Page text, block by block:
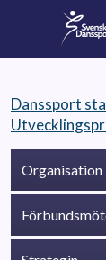
Danssport
Organisation